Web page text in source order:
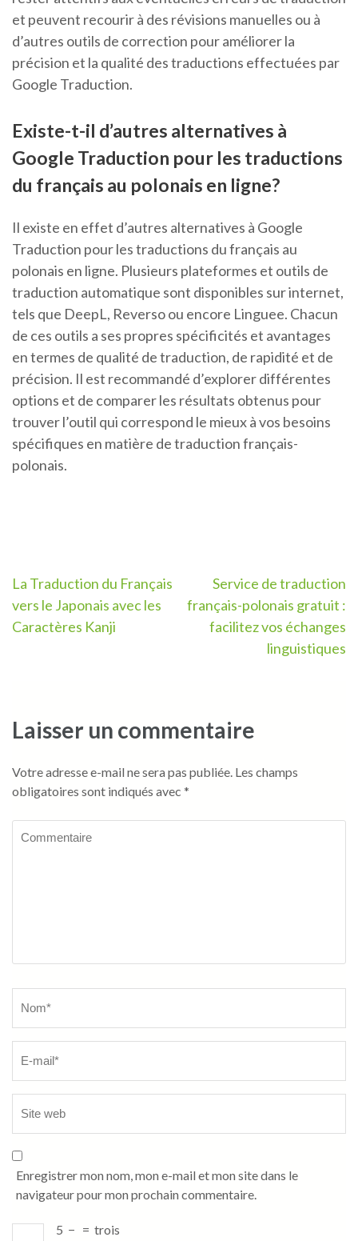
et peuvent recourir à des révisions manuelles ou à
d’autres outils de correction pour améliorer la
précision et la qualité des traductions effectuées par
Google Traduction.
Existe-t-il d’autres alternatives à
Google Traduction pour les traductions
du français au polonais en ligne?
Il existe en effet d’autres alternatives à Google
Traduction pour les traductions du français au
polonais en ligne. Plusieurs plateformes et outils de
traduction automatique sont disponibles sur internet,
tels que DeepL, Reverso ou encore Linguee. Chacun
de ces outils a ses propres spécificités et avantages
en termes de qualité de traduction, de rapidité et de
précision. Il est recommandé d’explorer différentes
options et de comparer les résultats obtenus pour
trouver l’outil qui correspond le mieux à vos besoins
spécifiques en matière de traduction français-
polonais.
Navigation
de
La Traduction du Français
vers le Japonais avec les
Caractères Kanji
Service de traduction
français-polonais gratuit :
facilitez vos échanges
linguistiques
Laisser un commentaire
Votre adresse e-mail ne sera pas publiée. Les champs
obligatoires sont indiqués avec *
Enregistrer mon nom, mon e-mail et mon site dans le
navigateur pour mon prochain commentaire.
5 − = trois